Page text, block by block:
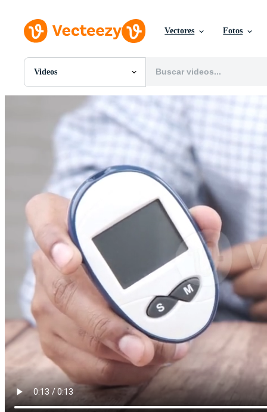
Vectores Fotos
Videos
Todas Imágenes
PNGs
PSDs
Videos
Gráficos en Movimiento
Imágenes Editoriales
Eventos Editoriales